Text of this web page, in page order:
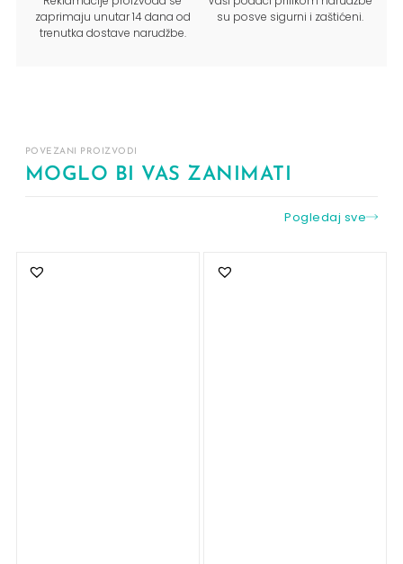
zaprimaju unutar 14 dana od
trenutka dostave narudžbe.
su posve sigurni i zaštićeni.
POVEZANI PROIZVODI
MOGLO BI VAS ZANIMATI
Pogledaj sve